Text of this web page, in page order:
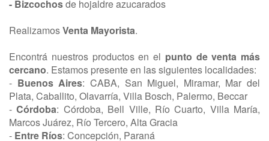
- Bizcochosde hojaldre azucarados
RealizamosVenta Mayorista.
Encontrá nuestros productos en el punto de venta más
cercano. Estamos presente en las siguientes localidades:
- Buenos Aires: CABA, San Miguel, Miramar, Mar del
Plata, Caballito, Olavarría, Villa Bosch, Palermo, Beccar
-Córdoba: Córdoba, Bell Ville, Río Cuarto, Villa María,
Marcos Juárez, Río Tercero, Alta Gracia
- Entre Ríos: Concepción, Paraná